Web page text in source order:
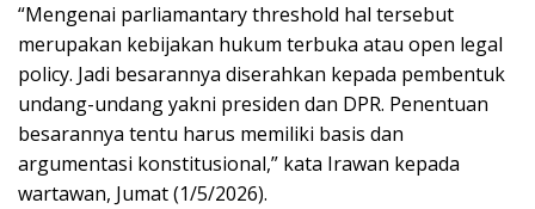
“Mengenai parliamantary threshold hal tersebut
merupakan kebijakan hukum terbuka atau open legal
policy. Jadi besarannya diserahkan kepada pembentuk
undang-undang yakni presiden dan DPR. Penentuan
besarannya tentu harus memiliki basis dan
argumentasi konstitusional,” kata Irawan kepada
wartawan, Jumat (1/5/2026).